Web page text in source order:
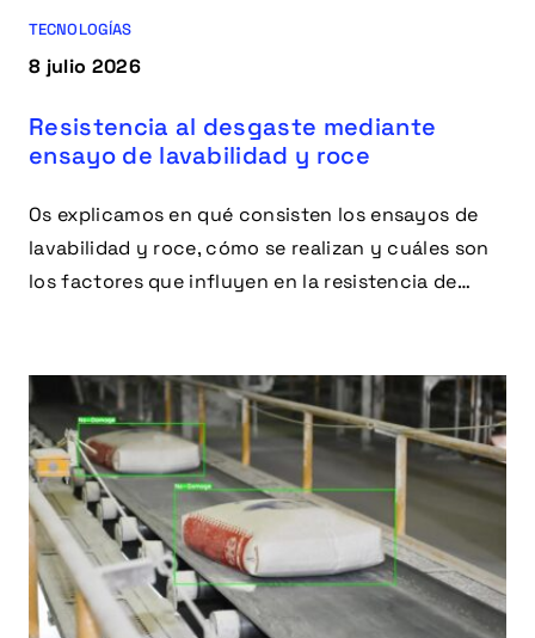
TECNOLOGÍAS
8 julio 2026
Resistencia al desgaste mediante
ensayo de lavabilidad y roce
Os explicamos en qué consisten los ensayos de
lavabilidad y roce, cómo se realizan y cuáles son
los factores que influyen en la resistencia de